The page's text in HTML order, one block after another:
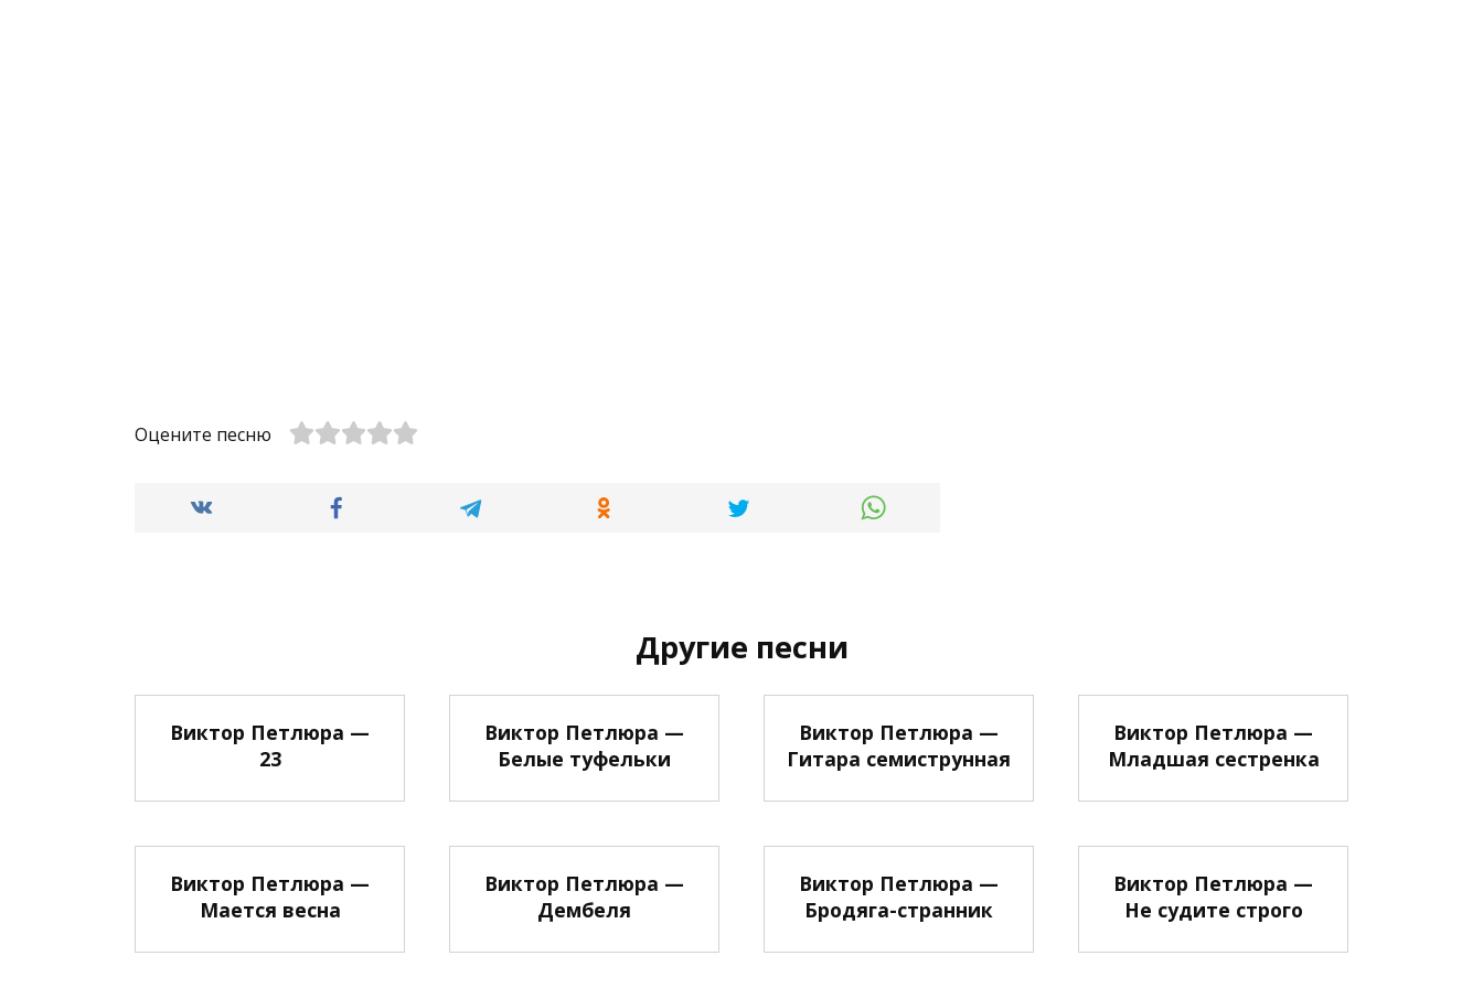
Оцените песню
Другие песни
Виктор Петлюра —
23
Виктор Петлюра —
Белые туфельки
Виктор Петлюра —
Гитара семиструнная
Виктор Петлюра —
Младшая сестренка
Виктор Петлюра —
Мается весна
Виктор Петлюра —
Дембеля
Виктор Петлюра —
Бродяга-странник
Виктор Петлюра —
Не судите строго